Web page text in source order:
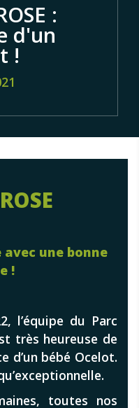
:
d'un
!
avec une bonne
!
l’équipe du Parc
très heureuse de
d’un bébé Ocelot.
toutes nos